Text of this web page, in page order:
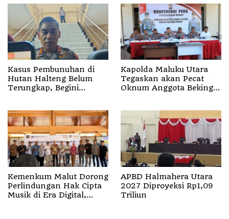
Kasus Pembunuhan di
Hutan Halteng Belum
Terungkap, Begini
Kapolda Maluku Utara
Tegaskan akan Pecat
Oknum Anggota Bekingi
Kemenkum Malut Dorong
Perlindungan Hak Cipta
Musik di Era Digital,
APBD Halmahera Utara
2027 Diproyeksi Rp1,09
Triliun